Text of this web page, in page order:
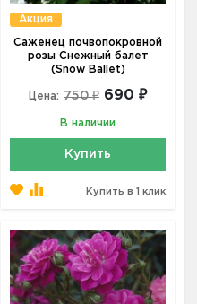
Акция
Саженец почвопокровной
розы Снежный балет
(Snow Ballet)
Цена: 750 ₽ 690 ₽
В наличии
Купить
Купить в 1 клик